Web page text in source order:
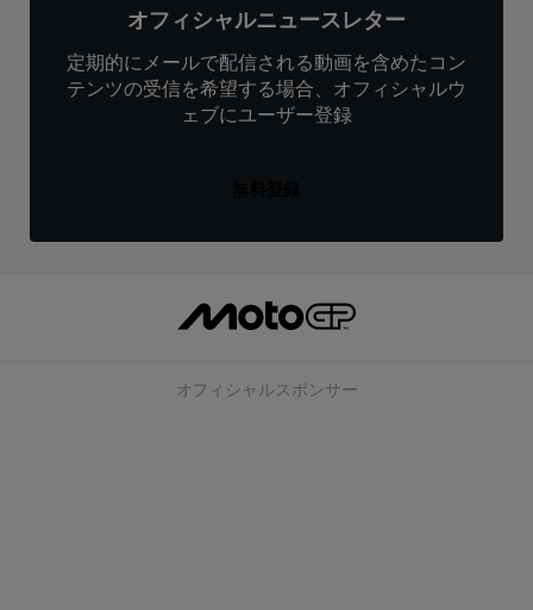
オフィシャルニュースレター
定期的にメールで配信される動画を含めたコン
テンツの受信を希望する場合、オフィシャルウ
ェブにユーザー登録
オフィシャルスポンサー